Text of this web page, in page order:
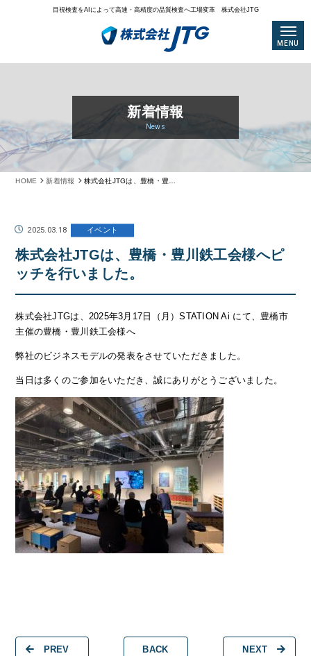
目視検査をAIによって高速・高精度の品質検査へ工場変革 株式会社JTG
新着情報
News
HOME 新着情報
2025.03.18 イベント
株式会社JTGは、豊橋・豊川鉄工会様へピ
ッチを行いました。
株式会社JTGは、2025年3月17日（月）STATION Ai にて、豊橋市
主催の豊橋・豊川鉄工会様へ
弊社のビジネスモデルの発表をさせていただきました。
当日は多くのご参加をいただき、誠にありがとうございました。
NEXT
BACK
PREV
MENU